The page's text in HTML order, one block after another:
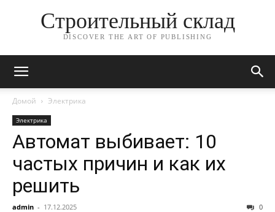
Строительный склад
DISCOVER THE ART OF PUBLISHING
Домой Электрика
Электрика
Автомат выбивает: 10
частых причин и как их
решить
admin - 17.12.2025 0